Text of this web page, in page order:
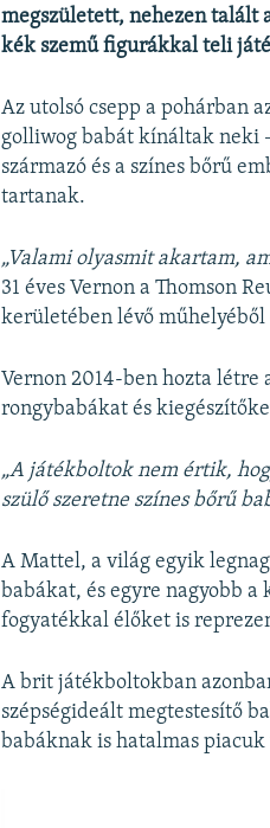
megszületett, nehezen talált
kék szemű figurákkal teli
Az utolsó csepp a pohárban
golliwog babát kínáltak neki
származó és a színes bőrű
tartanak.
„Valami olyasmit akartam,
31 éves Vernon a Thomson
kerületében lévő műhelyéből
Vernon 2014-ben hozta létre
rongybabákat és
„A játékboltok nem értik,
szülő szeretne színes bőrű
A Mattel, a világ egyik
babákat, és egyre nagyobb
fogyatékkal élőket is
A brit játékboltokban
szépségideált megtestesítő
babáknak is hatalmas piacuk